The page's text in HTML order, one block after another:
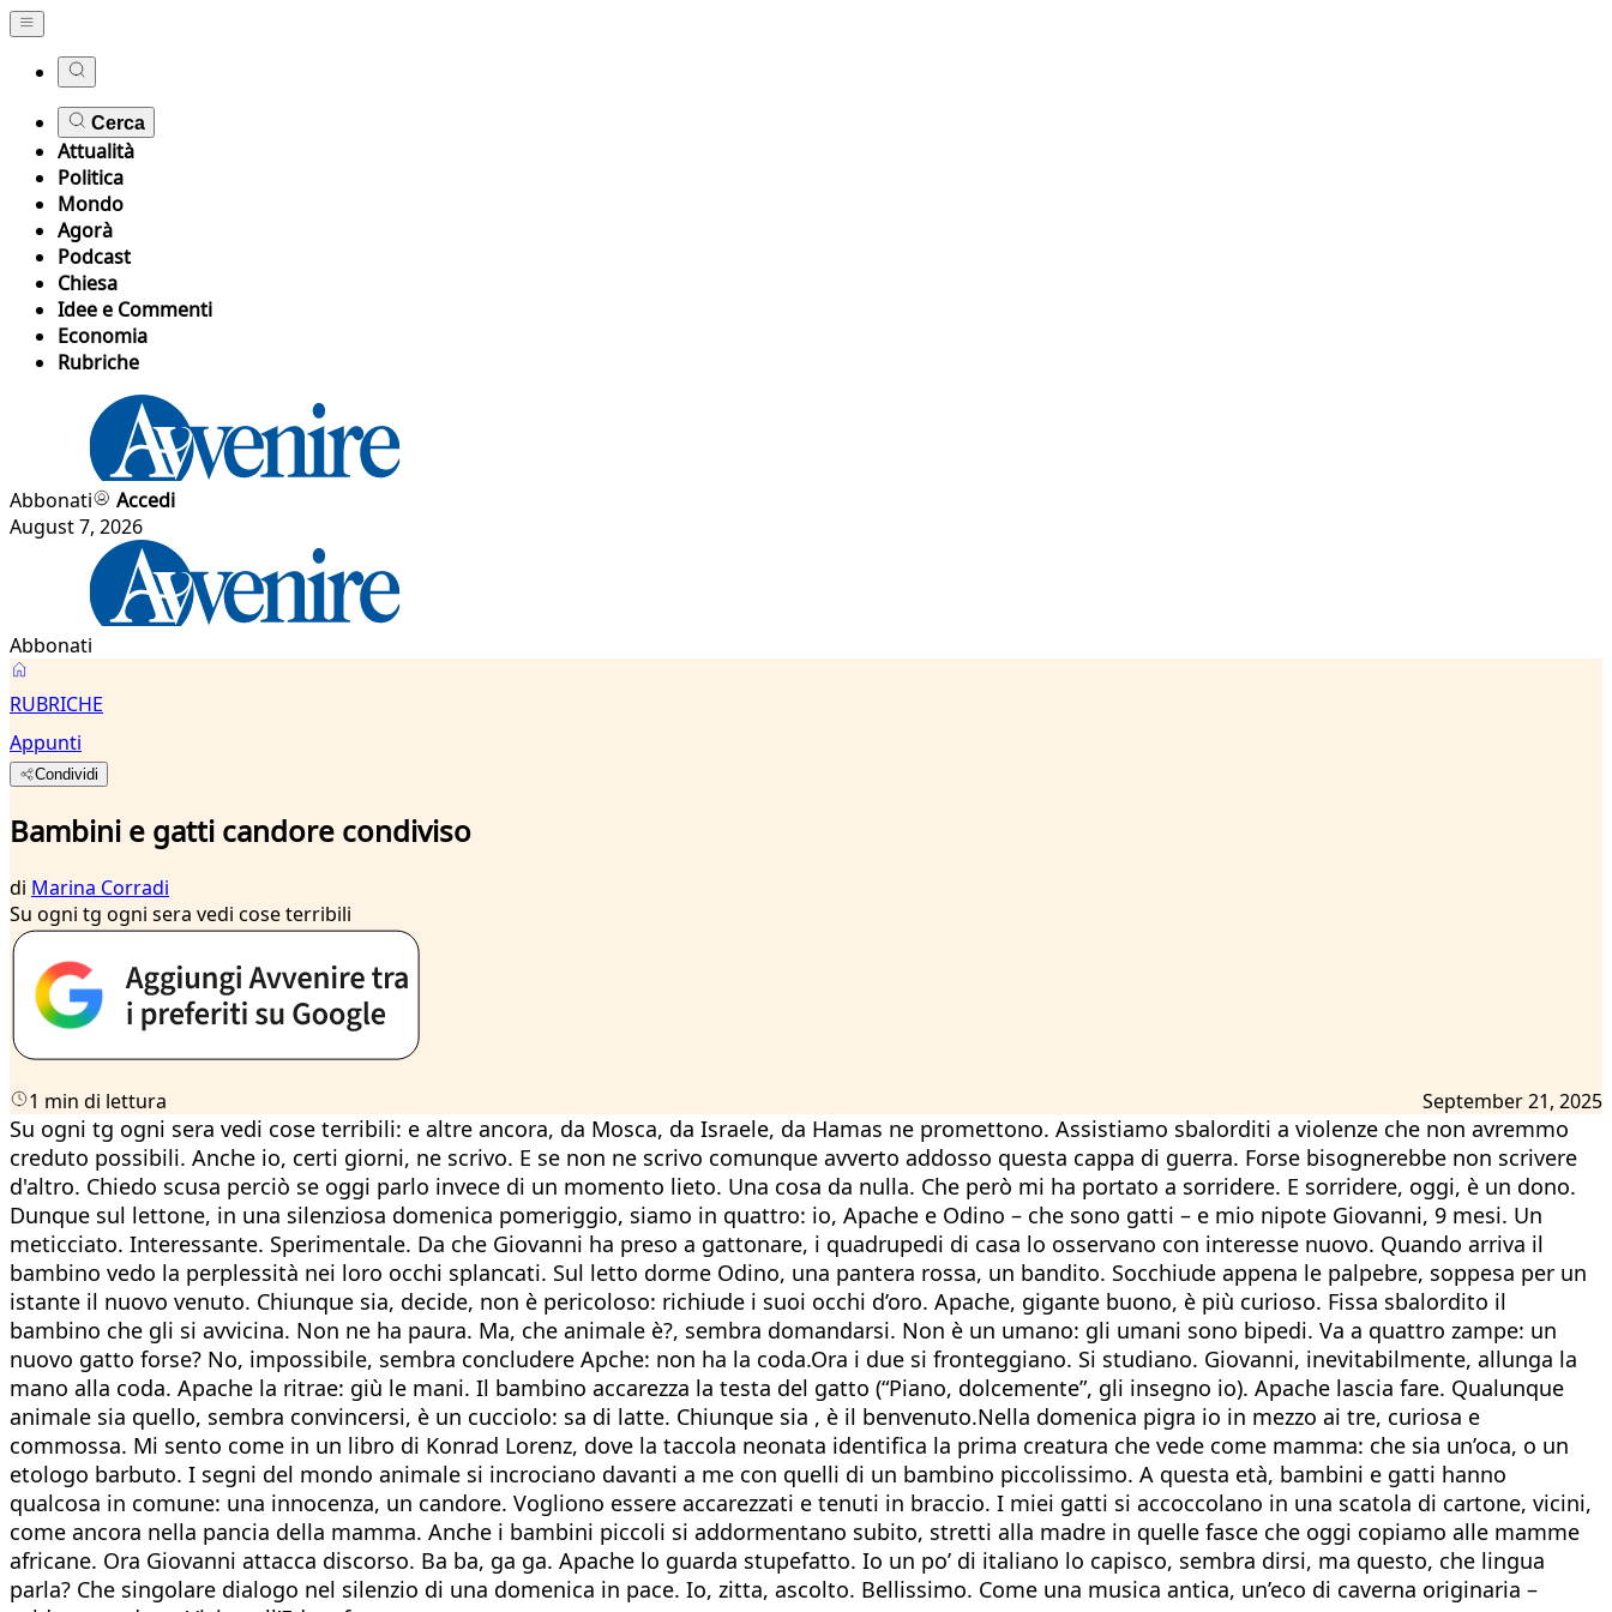
Cerca
Attualità
Politica
Mondo
Agorà
Podcast
Chiesa
Idee e Commenti
Economia
Rubriche
Abbonati
Accedi
August 7, 2026
Abbonati
RUBRICHE
Appunti
Condividi
Bambini e gatti candore condiviso
di Marina Corradi
Su ogni tg ogni sera vedi cose terribili
1 min di lettura September 21, 2025
Su ogni tg ogni sera vedi cose terribili: e altre ancora, da Mosca, da Israele, da Hamas ne promettono. Assistiamo sbalorditi a violenze che non avremmo
creduto possibili. Anche io, certi giorni, ne scrivo. E se non ne scrivo comunque avverto addosso questa cappa di guerra. Forse bisognerebbe non scrivere
d'altro. Chiedo scusa perciò se oggi parlo invece di un momento lieto. Una cosa da nulla. Che però mi ha portato a sorridere. E sorridere, oggi, è un dono.
Dunque sul lettone, in una silenziosa domenica pomeriggio, siamo in quattro: io, Apache e Odino – che sono gatti – e mio nipote Giovanni, 9 mesi. Un
meticciato. Interessante. Sperimentale. Da che Giovanni ha preso a gattonare, i quadrupedi di casa lo osservano con interesse nuovo. Quando arriva il
bambino vedo la perplessità nei loro occhi splancati. Sul letto dorme Odino, una pantera rossa, un bandito. Socchiude appena le palpebre, soppesa per un
istante il nuovo venuto. Chiunque sia, decide, non è pericoloso: richiude i suoi occhi d’oro. Apache, gigante buono, è più curioso. Fissa sbalordito il
bambino che gli si avvicina. Non ne ha paura. Ma, che animale è?, sembra domandarsi. Non è un umano: gli umani sono bipedi. Va a quattro zampe: un
nuovo gatto forse? No, impossibile, sembra concludere Apche: non ha la coda.Ora i due si fronteggiano. Si studiano. Giovanni, inevitabilmente, allunga la
mano alla coda. Apache la ritrae: giù le mani. Il bambino accarezza la testa del gatto (“Piano, dolcemente”, gli insegno io). Apache lascia fare. Qualunque
animale sia quello, sembra convincersi, è un cucciolo: sa di latte. Chiunque sia , è il benvenuto.Nella domenica pigra io in mezzo ai tre, curiosa e
commossa. Mi sento come in un libro di Konrad Lorenz, dove la taccola neonata identifica la prima creatura che vede come mamma: che sia un’oca, o un
etologo barbuto. I segni del mondo animale si incrociano davanti a me con quelli di un bambino piccolissimo. A questa età, bambini e gatti hanno
qualcosa in comune: una innocenza, un candore. Vogliono essere accarezzati e tenuti in braccio. I miei gatti si accoccolano in una scatola di cartone, vicini,
come ancora nella pancia della mamma. Anche i bambini piccoli si addormentano subito, stretti alla madre in quelle fasce che oggi copiamo alle mamme
africane. Ora Giovanni attacca discorso. Ba ba, ga ga. Apache lo guarda stupefatto. Io un po’ di italiano lo capisco, sembra dirsi, ma questo, che lingua
parla? Che singolare dialogo nel silenzio di una domenica in pace. Io, zitta, ascolto. Bellissimo. Come una musica antica, un’eco di caverna originaria –